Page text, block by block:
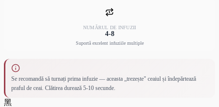
NUMĂRUL DE INFUZII
4-8
Suportă excelent infuziile multiple
Se recomandă să turnați prima infuzie — aceasta „trezește" ceaiul și îndepărtează
praful de ceai. Clătirea durează 5-10 secunde.
黑